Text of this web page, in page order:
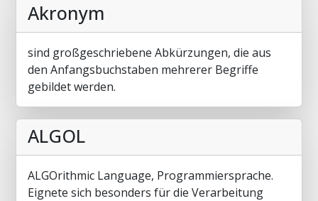
Akronym
sind großgeschriebene Abkürzungen, die aus
den Anfangsbuchstaben mehrerer Begriffe
gebildet werden.
ALGOL
ALGOrithmic Language, Programmiersprache.
Eignete sich besonders für die Verarbeitung